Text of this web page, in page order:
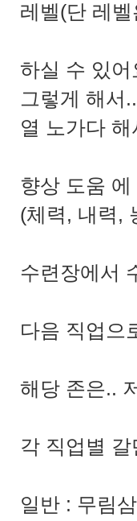
레벨(단 레
하실 수 있어
그렇게 해서
열 노가다
향상 도움
(체력, 내력,
수련장에서
다음 직업으
해당 존은..
각 직업별
일반 : 무림